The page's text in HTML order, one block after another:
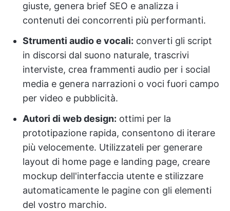
giuste, genera brief SEO e analizza i
contenuti dei concorrenti più performanti.
Strumenti audio e vocali: converti gli script
in discorsi dal suono naturale, trascrivi
interviste, crea frammenti audio per i social
media e genera narrazioni o voci fuori campo
per video e pubblicità.
Autori di web design: ottimi per la
prototipazione rapida, consentono di iterare
più velocemente. Utilizzateli per generare
layout di home page e landing page, creare
mockup dell'interfaccia utente e stilizzare
automaticamente le pagine con gli elementi
del vostro marchio.